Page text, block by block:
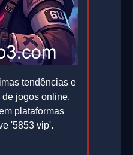
tendências e
jogos online,
plataformas
'5853 vip'.